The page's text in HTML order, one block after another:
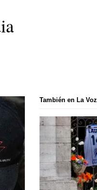
También en La Voz